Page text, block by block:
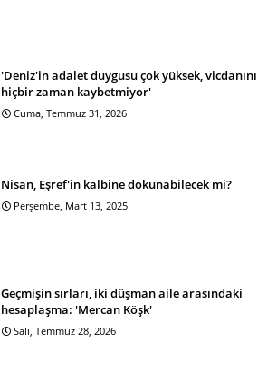
'Deniz'in adalet duygusu çok yüksek, vicdanını
hiçbir zaman kaybetmiyor'
Cuma, Temmuz 31, 2026
Nisan, Eşref'in kalbine dokunabilecek mi?
Perşembe, Mart 13, 2025
Geçmişin sırları, iki düşman aile arasındaki
hesaplaşma: 'Mercan Köşk'
Salı, Temmuz 28, 2026